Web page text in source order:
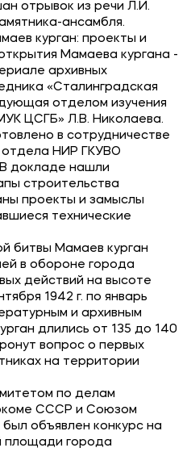
отрывок из речи Л.И.
ансамбля.
курган: проекты и
Мамаева кургана -
архивных
«Сталинградская
отделом изучения
ЦСГБ» Л.В. Николаева.
в сотрудничестве
отдела НИР ГКУВО
докладе нашли
строительства
проекты и замыслы
технические
битвы Мамаев курган
в обороне города
действий на высоте
1942 г. по январь
и архивным
длились от 135 до 140
вопрос о первых
на территории
по делам
СССР и Союзом
объявлен конкурс на
площади города